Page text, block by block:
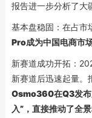
报告进一步分析了大
基本盘稳固：在占市
Pro成为中国电商市
新赛道成功开拓：
新赛道后迅速起量。
Osmo360在Q3发布
入”，直接推动了全